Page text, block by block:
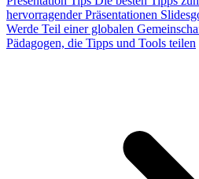
hervorragender Präsentationen
Werde Teil einer globalen
Pädagogen, die Tipps und Tools teilen